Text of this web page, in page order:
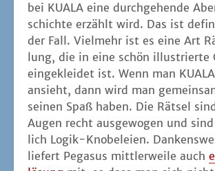
bei KUALA eine durch­ge­hen­de
schich­te erzählt wird. Das ist
der Fall. Viel­mehr ist es eine Art
lung, die in eine schön illus­trier­te
ein­ge­klei­det ist. Wenn man
ansieht, dann wird man
sei­nen Spaß haben. Die Rät­sel
Augen recht aus­ge­wo­gen und
lich Logik-Kno­be­lei­en.
lie­fert Pega­sus mitt­ler­wei­le auch